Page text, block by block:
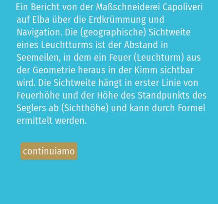
Ein Bericht von der Maßschneiderei Capoliveri
auf Elba über die Erdkrümmung und
Navigation. Die (geographische) Sichtweite
eines Leuchtturms ist der Abstand in
Seemeilen, in dem ein Feuer (Leuchturm) aus
der Geometrie heraus in der Kimm sichtbar
wird. Die Sichtweite hängt in erster Linie von
Feuerhöhe und der Höhe des Standpunkts des
Seglers ab (Sichthöhe) und kann durch Formel
ermittelt werden.
continuiamo